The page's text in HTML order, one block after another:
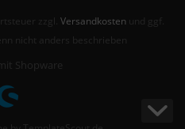
zzgl. Versandkosten und ggf.
nicht anders beschrieben
Shopware